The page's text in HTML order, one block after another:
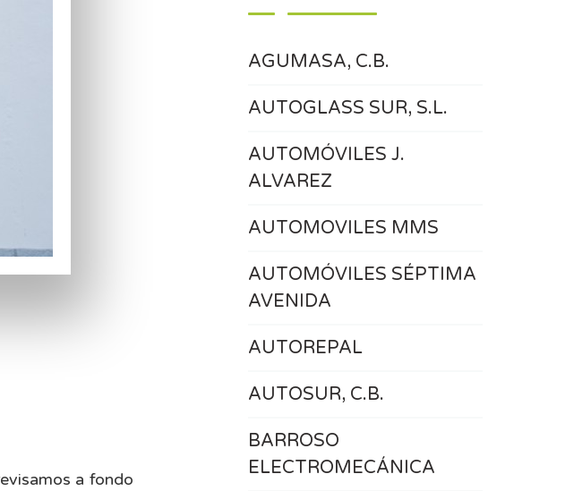
a fondo
AGUMASA, C.B.
AUTOGLASS SUR, S.L.
AUTOMÓVILES J.
ALVAREZ
AUTOMOVILES MMS
AUTOMÓVILES SÉPTIMA
AVENIDA
AUTOREPAL
AUTOSUR, C.B.
BARROSO
ELECTROMECÁNICA